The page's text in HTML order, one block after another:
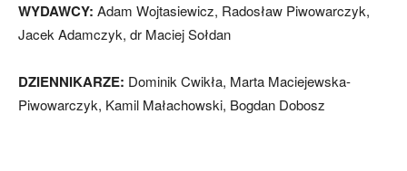
WYDAWCY: Adam Wojtasiewicz, Radosław Piwowarczyk,
Jacek Adamczyk, dr Maciej Sołdan
DZIENNIKARZE: Dominik Cwikła, Marta Maciejewska-
Piwowarczyk, Kamil Małachowski, Bogdan Dobosz